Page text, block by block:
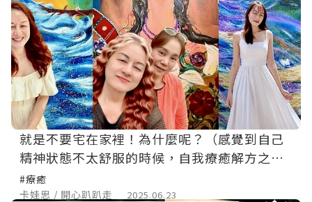
就是不要宅在家裡！為什麼呢？（感覺到自己
精神狀態不太舒服的時候，自我療癒解方之
一）
#療癒
卡娃思 / 開心趴趴走
2025.06.23